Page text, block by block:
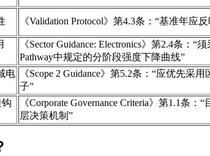
《Validation Protocol》第4.3条：“基准年应
《Sector Guidance: Electronics》第2.4条：“
Pathway中规定的分阶段强度下降曲线”
电
《Scope 2 Guidance》第5.2条：“应优先采
子”
《Corporate Governance Criteria》第1.1条：
层决策机制”